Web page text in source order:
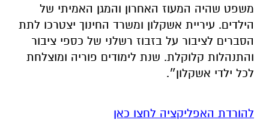
משפט שהיה המעוז האחרון והמגן האמיתי של
הילדים. עיריית אשקלון ומשרד החינוך יצטרכו לתת
הסברים לציבור על בזבוז רשלני של כספי ציבור
והתנהלות קלוקלת. שנת לימודים פוריה ומוצלחת
לכל ילדי אשקלון״.
להורדת האפליקציה לחצו כאן